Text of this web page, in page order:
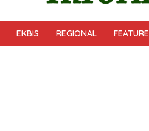
EKBIS REGIONAL FEATURE